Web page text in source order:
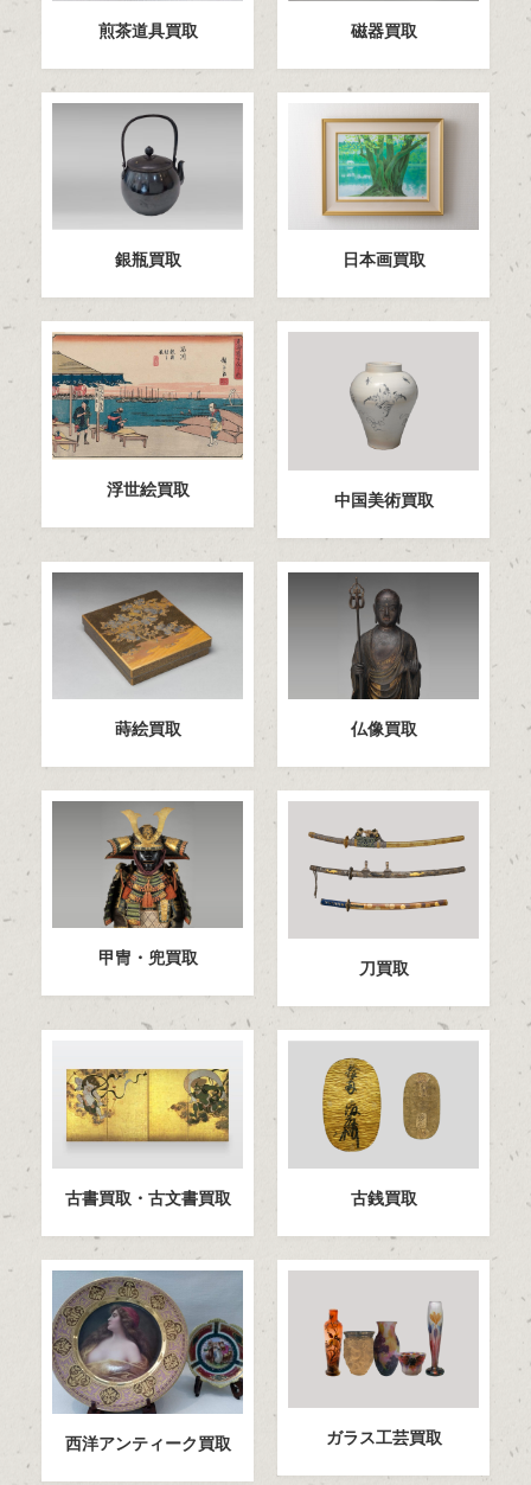
煎茶道具買取 磁器買取
銀瓶買取 日本画買取
浮世絵買取
中国美術買取
蒔絵買取 仏像買取
甲冑・兜買取
刀買取
古書買取・古文書買取 古銭買取
西洋アンティーク買取 ガラス工芸買取